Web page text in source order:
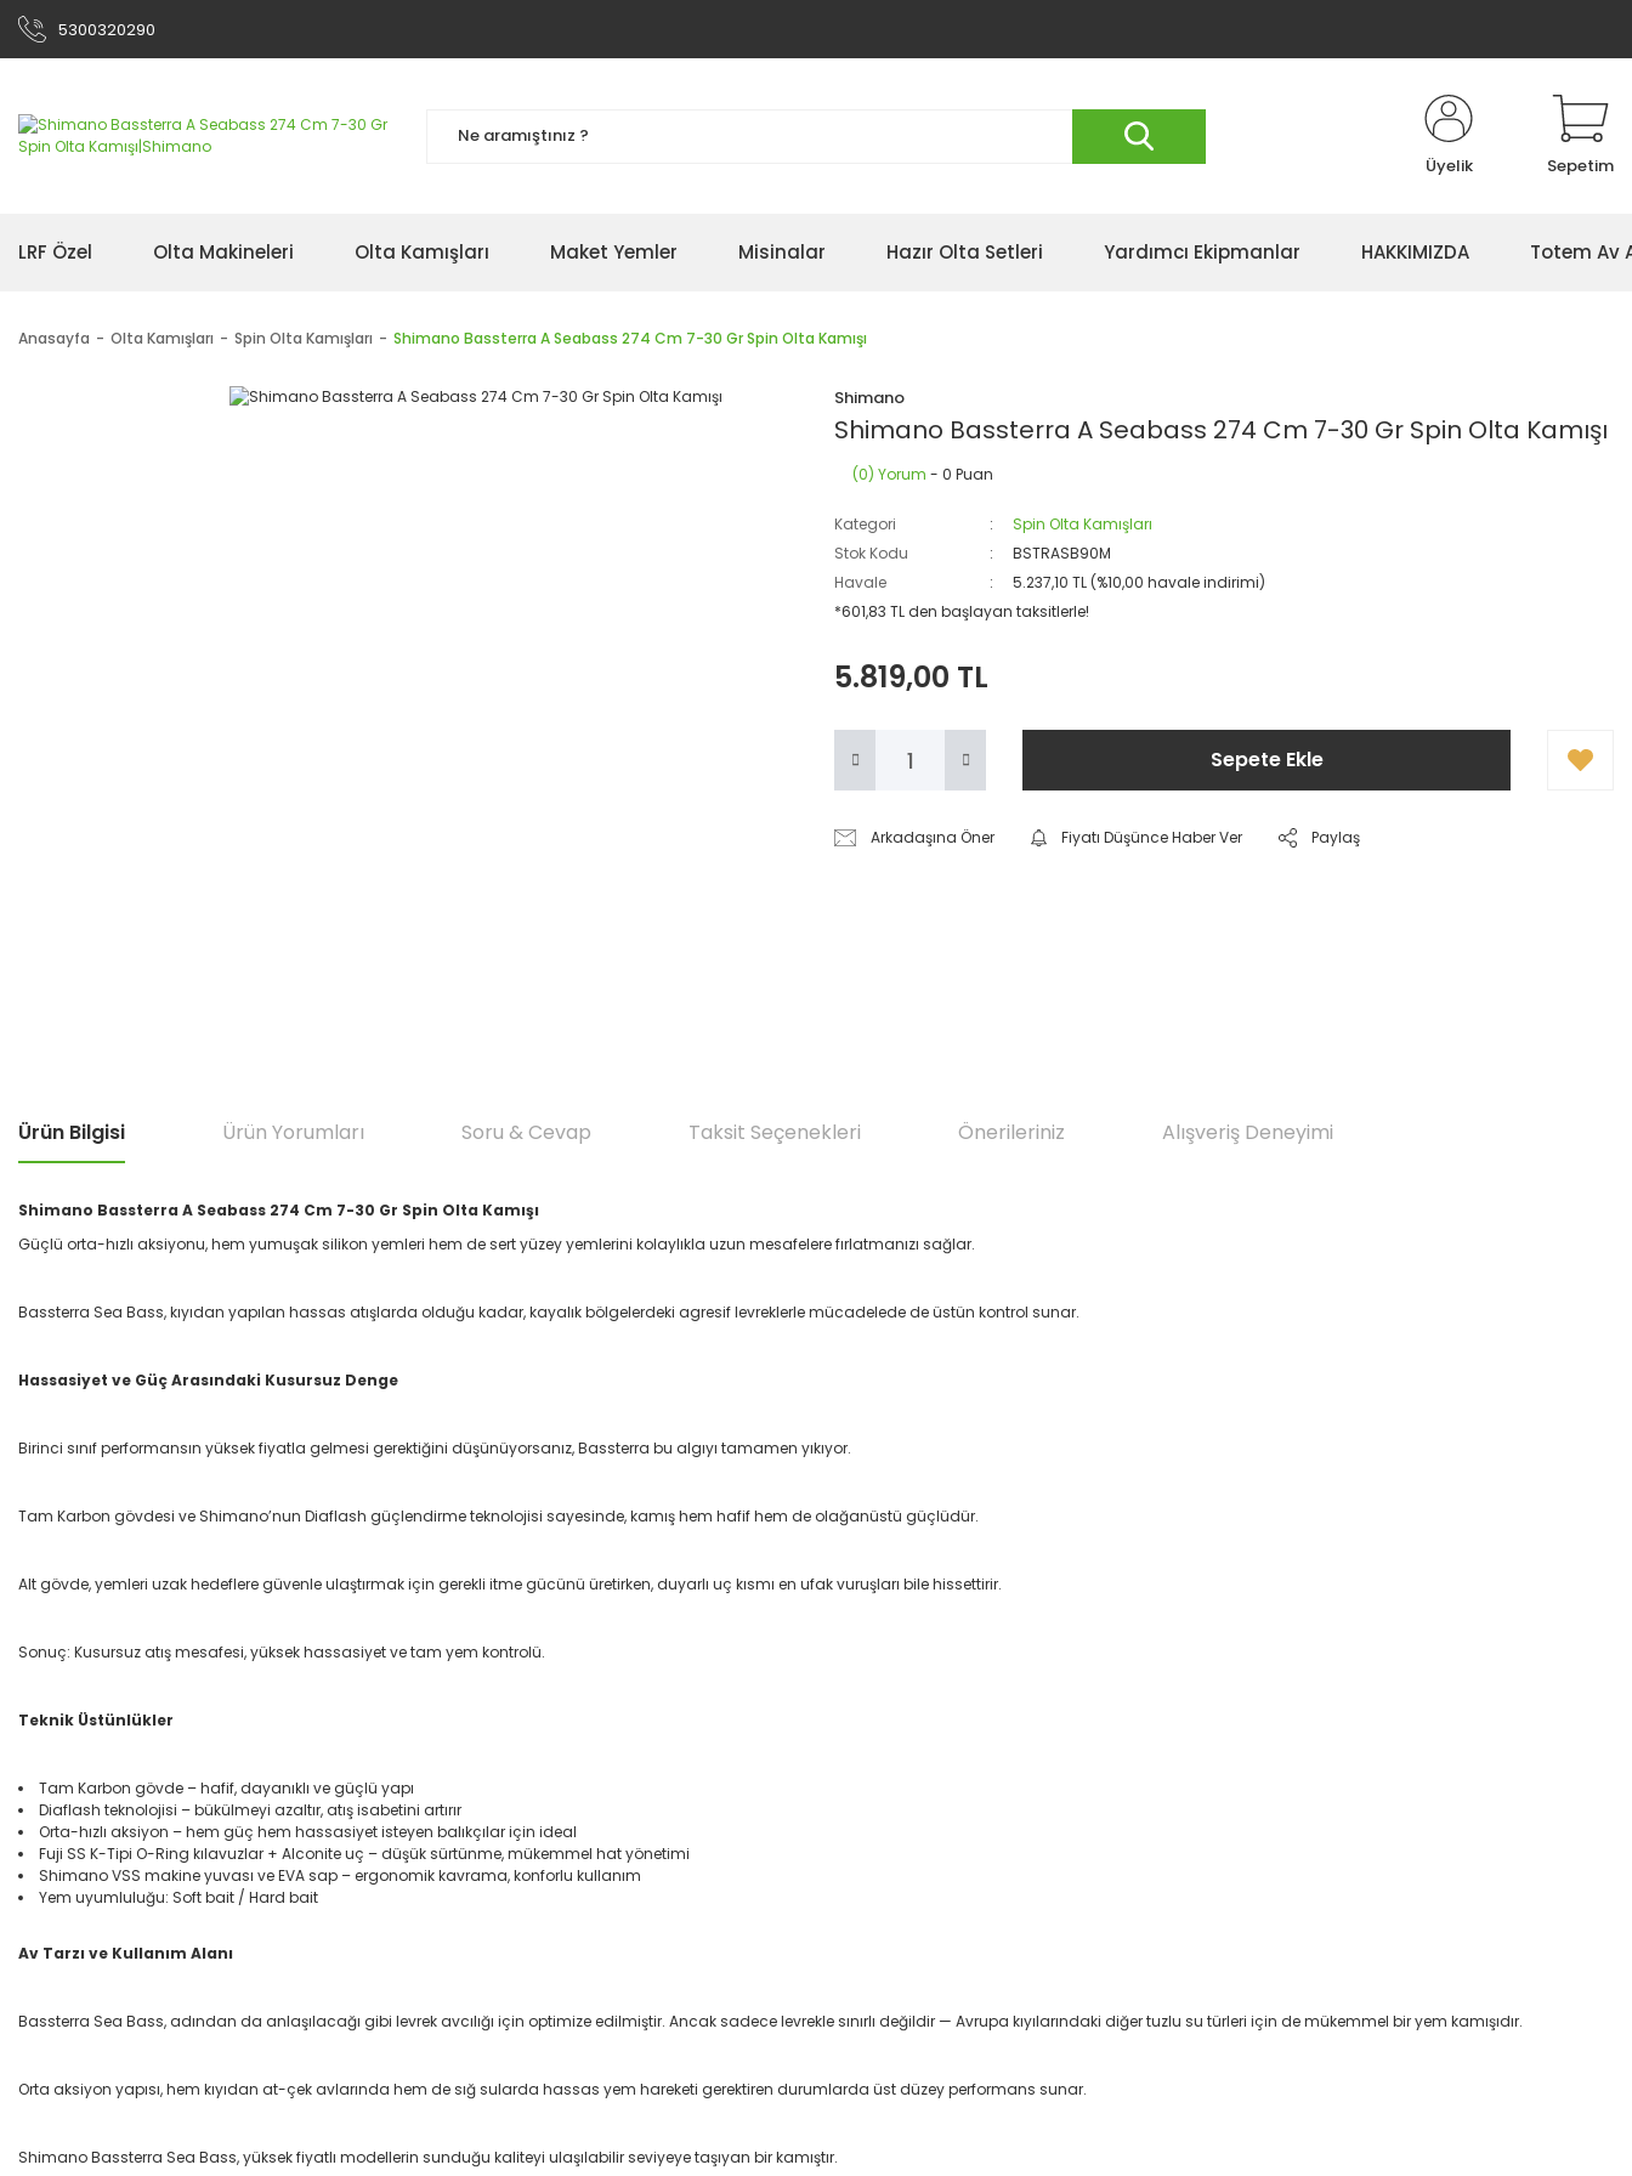
5300320290
Üyelik Sepetim
LRF Özel Olta Makineleri Olta Kamışları Maket Yemler Misinalar Hazır Olta Setleri Yardımcı Ekipmanlar HAKKIMIZDA Totem Av
Anasayfa Olta Kamışları Spin Olta Kamışları Shimano Bassterra A Seabass 274 Cm 7-30 Gr Spin Olta Kamışı
Shimano
Shimano Bassterra A Seabass 274 Cm 7-30 Gr Spin Olta Kamışı
(0) Yorum - 0 Puan
Kategori
Spin Olta Kamışları
Stok Kodu
BSTRASB90M
Havale
5.237,10 TL (%10,00 havale indirimi)
*601,83 TL den başlayan taksitlerle!
5.819,00 TL
Sepete Ekle
Arkadaşına Öner Fiyatı Düşünce Haber Ver Paylaş
Ürün Bilgisi Ürün Yorumları Soru & Cevap Taksit Seçenekleri Önerileriniz Alışveriş Deneyimi
Shimano Bassterra A Seabass 274 Cm 7-30 Gr Spin Olta Kamışı
Güçlü orta-hızlı aksiyonu, hem yumuşak silikon yemleri hem de sert yüzey yemlerini kolaylıkla uzun mesafelere fırlatmanızı sağlar.
Bassterra Sea Bass, kıyıdan yapılan hassas atışlarda olduğu kadar, kayalık bölgelerdeki agresif levreklerle mücadelede de üstün kontrol sunar.
Hassasiyet ve Güç Arasındaki Kusursuz Denge
Birinci sınıf performansın yüksek fiyatla gelmesi gerektiğini düşünüyorsanız, Bassterra bu algıyı tamamen yıkıyor.
Tam Karbon gövdesi ve Shimano’nun Diaflash güçlendirme teknolojisi sayesinde, kamış hem hafif hem de olağanüstü güçlüdür.
Alt gövde, yemleri uzak hedeflere güvenle ulaştırmak için gerekli itme gücünü üretirken, duyarlı uç kısmı en ufak vuruşları bile hissettirir.
Sonuç: Kusursuz atış mesafesi, yüksek hassasiyet ve tam yem kontrolü.
Teknik Üstünlükler
Tam Karbon gövde – hafif, dayanıklı ve güçlü yapı
Diaflash teknolojisi – bükülmeyi azaltır, atış isabetini artırır
Orta-hızlı aksiyon – hem güç hem hassasiyet isteyen balıkçılar için ideal
Fuji SS K-Tipi O-Ring kılavuzlar + Alconite uç – düşük sürtünme, mükemmel hat yönetimi
Shimano VSS makine yuvası ve EVA sap – ergonomik kavrama, konforlu kullanım
Yem uyumluluğu: Soft bait / Hard bait
Av Tarzı ve Kullanım Alanı
Bassterra Sea Bass, adından da anlaşılacağı gibi levrek avcılığı için optimize edilmiştir. Ancak sadece levrekle sınırlı değildir — Avrupa kıyılarındaki diğer tuzlu su türleri için de mükemmel bir yem kamışıdır.
Orta aksiyon yapısı, hem kıyıdan at-çek avlarında hem de sığ sularda hassas yem hareketi gerektiren durumlarda üst düzey performans sunar.
Shimano Bassterra Sea Bass, yüksek fiyatlı modellerin sunduğu kaliteyi ulaşılabilir seviyeye taşıyan bir kamıştır.